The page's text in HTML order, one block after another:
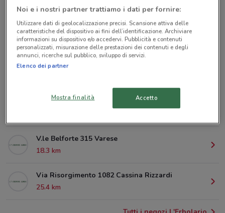
Negozi L'Erbolario a Somma Lombardo
C.so Matteotti 66 Varese
V.le Belforte 315 Varese
18.3 km
Via Risorgimento 1082 Cassina Rizzardi
25.4 km
Noi e i nostri partner trattiamo i dati per fornire:
Utilizzare dati di geolocalizzazione precisi. Scansione attiva delle
caratteristiche del dispositivo ai fini dell’identificazione. Archiviare
informazioni su dispositivo e/o accedervi. Pubblicità e contenuti
personalizzati, misurazione delle prestazioni dei contenuti e degli
annunci, ricerche sul pubblico, sviluppo di servizi.
Elenco dei partner
Mostra finalità Accetto